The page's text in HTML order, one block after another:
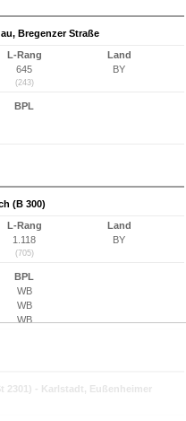
Bregenzer Straße
L-Rang
645
(243)
Land
BY
BPL
(B 300)
L-Rang
1.118
(705)
Land
BY
BPL
WB
WB
WB
2301) - Karlstadt, Eußenheimer